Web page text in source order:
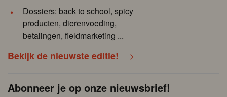
Dossiers: back to school, spicy
producten, dierenvoeding,
betalingen, fieldmarketing ...
Bekijk de nieuwste editie!
Abonneer je op onze nieuwsbrief!